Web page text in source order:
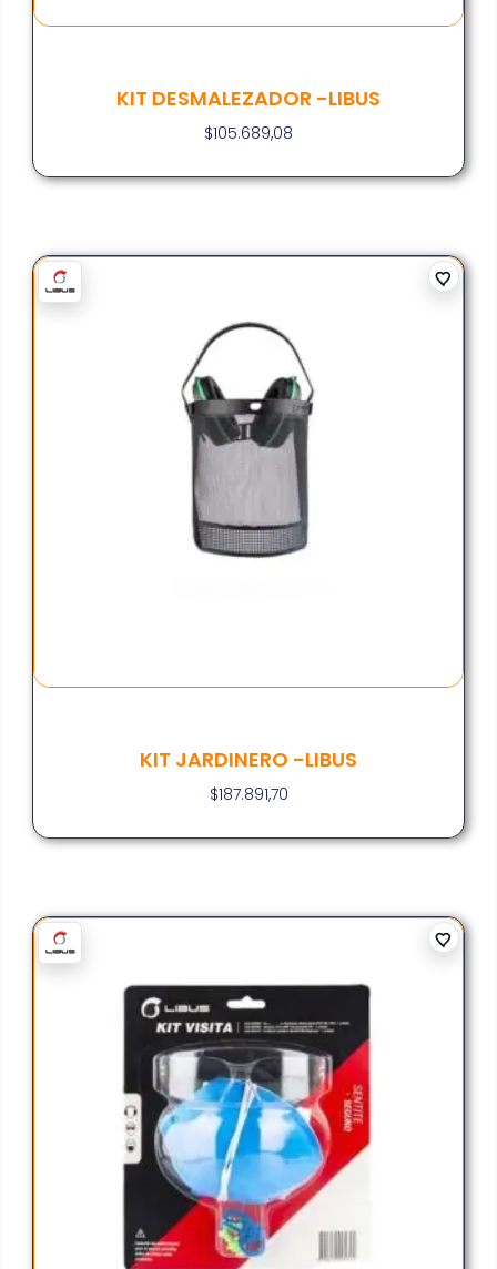
KIT DESMALEZADOR -LIBUS
$105.689,08
KIT JARDINERO -LIBUS
$187.891,70